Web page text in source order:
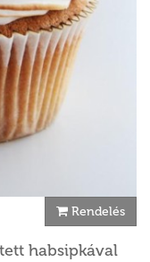
Rendelés
habsipkával